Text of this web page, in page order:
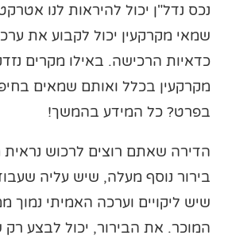
נכס נדל"ן יכול להיראות לנו
שמאי מקרקעין יכול לקבוע את
כדאיות הרכישה. באילו מקרים
מקרקעין בכלל ואותם שמאים
בפרט? כל המידע בהמשך!
הדירה שאתם רוצים לרכוש
בירור נוסף מעלה, שיש עליה
שיש ליקויים וערכה האמיתי נמוך
המוכר. את הבירור, יכול לבצע רק